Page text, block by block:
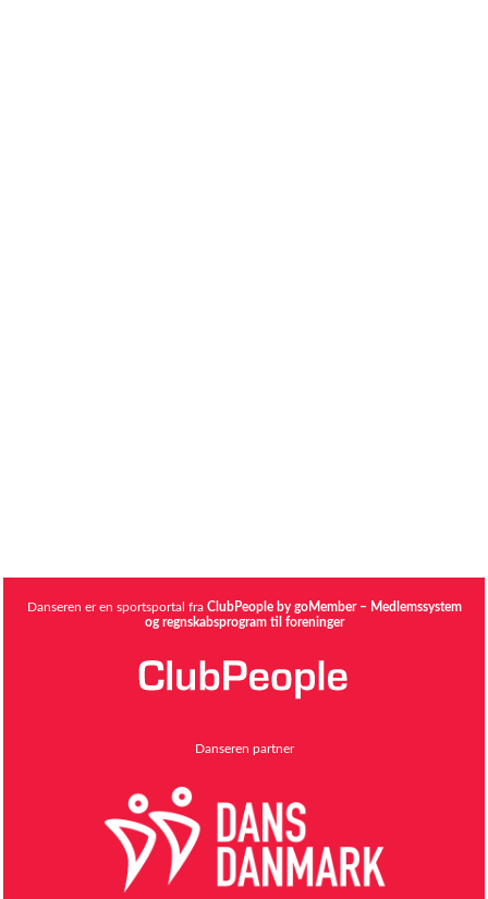
Danseren er en sportsportal fra ClubPeople by goMember – Medlemssystem
og regnskabsprogram til foreninger
Danseren partner